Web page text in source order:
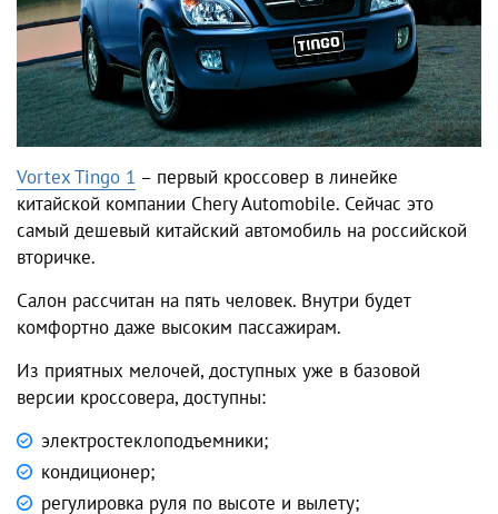
Vortex Tingo 1 – первый кроссовер в линейке
китайской компании Chery Automobile. Сейчас это
самый дешевый китайский автомобиль на российской
вторичке.
Салон рассчитан на пять человек. Внутри будет
комфортно даже высоким пассажирам.
Из приятных мелочей, доступных уже в базовой
версии кроссовера, доступны:
электростеклоподъемники;
кондиционер;
регулировка руля по высоте и вылету;